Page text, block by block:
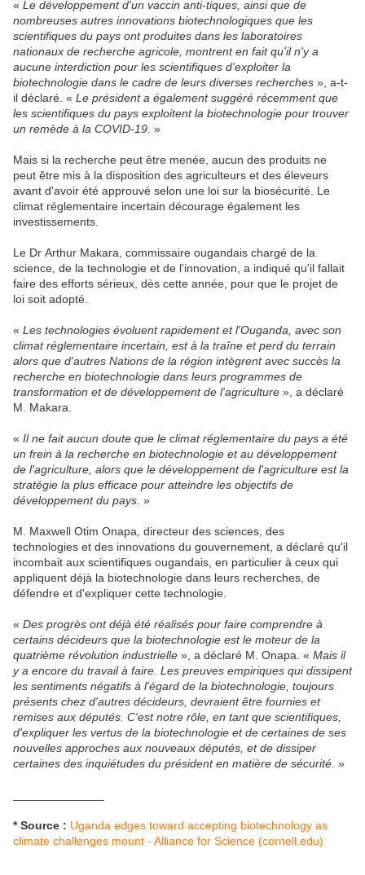
« Le développement d'un vaccin anti-tiques, ainsi que de
nombreuses autres innovations biotechnologiques que les
scientifiques du pays ont produites dans les laboratoires
nationaux de recherche agricole, montrent en fait qu'il n'y a
aucune interdiction pour les scientifiques d'exploiter la
biotechnologie dans le cadre de leurs diverses recherches », a-t-
il déclaré. « Le président a également suggéré récemment que
les scientifiques du pays exploitent la biotechnologie pour trouver
un remède à la COVID-19 . »
Mais si la recherche peut être menée, aucun des produits ne
peut être mis à la disposition des agriculteurs et des éleveurs
avant d'avoir été approuvé selon une loi sur la biosécurité. Le
climat réglementaire incertain décourage également les
investissements.
Le Dr Arthur Makara, commissaire ougandais chargé de la
science, de la technologie et de l'innovation, a indiqué qu'il fallait
faire des efforts sérieux, dès cette année, pour que le projet de
loi soit adopté.
« Les technologies évoluent rapidement et l'Ouganda, avec son
climat réglementaire incertain, est à la traîne et perd du terrain
alors que d'autres Nations de la région intègrent avec succès la
recherche en biotechnologie dans leurs programmes de
transformation et de développement de l'agriculture », a déclaré
M. Makara.
« Il ne fait aucun doute que le climat réglementaire du pays a été
un frein à la recherche en biotechnologie et au développement
de l'agriculture, alors que le développement de l'agriculture est la
stratégie la plus efficace pour atteindre les objectifs de
développement du pays. »
M. Maxwell Otim Onapa, directeur des sciences, des
technologies et des innovations du gouvernement, a déclaré qu'il
incombait aux scientifiques ougandais, en particulier à ceux qui
appliquent déjà la biotechnologie dans leurs recherches, de
défendre et d'expliquer cette technologie.
« Des progrès ont déjà été réalisés pour faire comprendre à
certains décideurs que la biotechnologie est le moteur de la
quatrième révolution industrielle », a déclaré M. Onapa. « Mais il
y a encore du travail à faire. Les preuves empiriques qui dissipent
les sentiments négatifs à l'égard de la biotechnologie, toujours
présents chez d'autres décideurs, devraient être fournies et
remises aux députés. C'est notre rôle, en tant que scientifiques,
d'expliquer les vertus de la biotechnologie et de certaines de ses
nouvelles approches aux nouveaux députés, et de dissiper
certaines des inquiétudes du président en matière de sécurité. »
* Source : Uganda edges toward accepting biotechnology as
climate challenges mount - Alliance for Science (cornell.edu)